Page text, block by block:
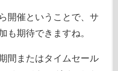
開催ということで、サ
も期待できますね。
間またはタイムセール